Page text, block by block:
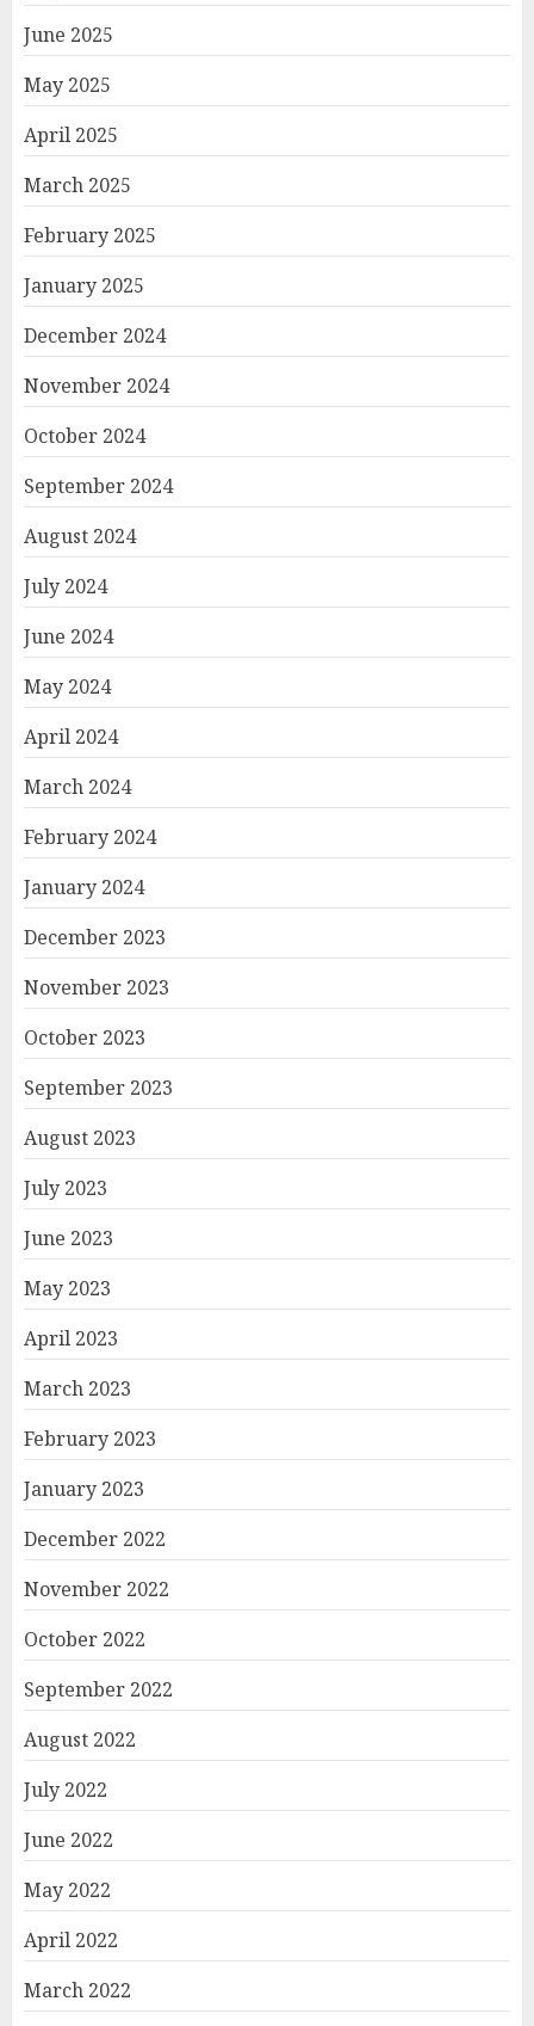
June 2025
May 2025
April 2025
March 2025
February 2025
January 2025
December 2024
November 2024
October 2024
September 2024
August 2024
July 2024
June 2024
May 2024
April 2024
March 2024
February 2024
January 2024
December 2023
November 2023
October 2023
September 2023
August 2023
July 2023
June 2023
May 2023
April 2023
March 2023
February 2023
January 2023
December 2022
November 2022
October 2022
September 2022
August 2022
July 2022
June 2022
May 2022
April 2022
March 2022